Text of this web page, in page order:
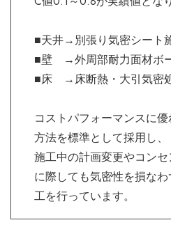
■天井→別張り気密シート
■壁 →外周部耐力面材ボ
■床 →床断熱・大引気密
コストパフォーマンスに
方法を標準として採用し、
施工中の計画変更やコン
に際しても気密性を損な
工を行っています。